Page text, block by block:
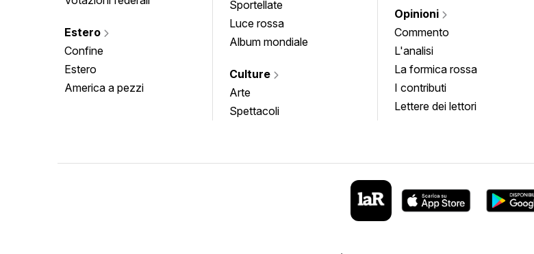
Estero
Confine
Estero
America a pezzi
Sportellate
Luce rossa
Album mondiale
Culture
Arte
Spettacoli
Opinioni
Commento
L'analisi
La formica rossa
I contributi
Lettere dei lettori